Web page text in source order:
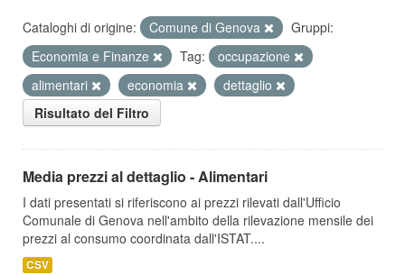
Cataloghi di origine: Comune di Genova
Gruppi:
Economia e Finanze
Tag:
occupazione
alimentari
economia
dettaglio
Risultato del Filtro
Media prezzi al dettaglio - Alimentari
I dati presentati si riferiscono ai prezzi rilevati dall'Ufficio
Comunale di Genova nell'ambito della rilevazione mensile dei
prezzi al consumo coordinata dall'ISTAT....
CSV